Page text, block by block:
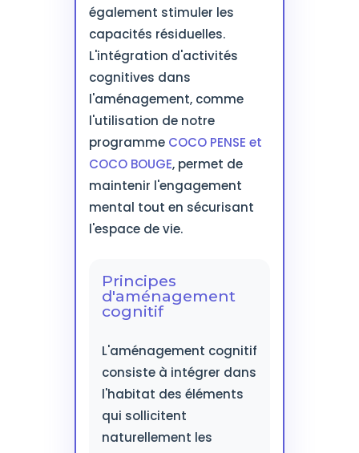
également stimuler les
capacités résiduelles.
L'intégration d'activités
cognitives dans
l'aménagement, comme
l'utilisation de notre
programme COCO PENSE et
COCO BOUGE, permet de
maintenir l'engagement
mental tout en sécurisant
l'espace de vie.
Principes
d'aménagement
cognitif
L'aménagement cognitif
consiste à intégrer dans
l'habitat des éléments
qui sollicitent
naturellement les